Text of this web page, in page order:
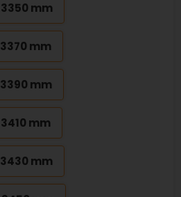
3350 mm
3370 mm
3390 mm
3410 mm
3430 mm